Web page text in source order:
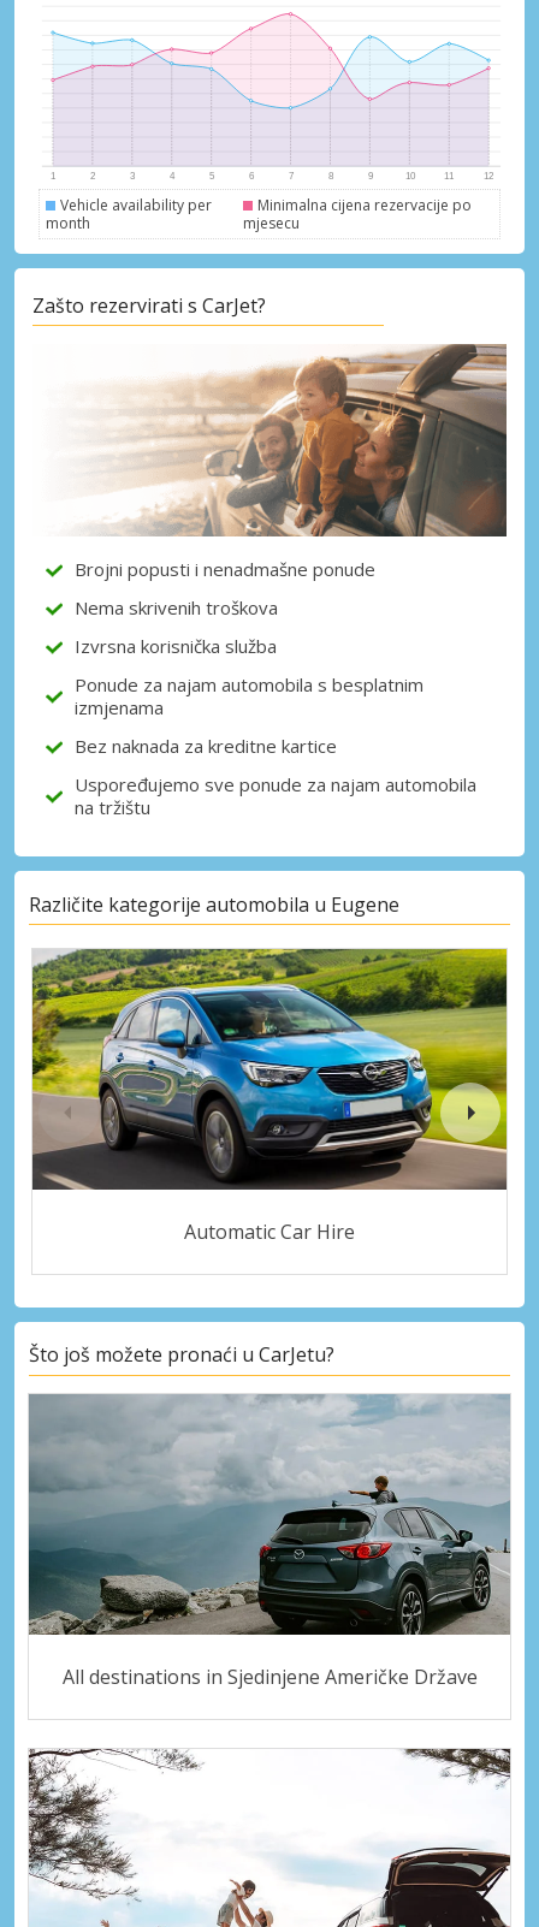
Posebni popusti
Pristupite ekskluzivnim ponudama naših
dobavljača
Prijava putem eLinka
Vehicle availability per
month
Minimalna cijena rezervacije po
mjesecu
Zašto rezervirati s CarJet?
Brojni popusti i nenadmašne ponude
Nema skrivenih troškova
Izvrsna korisnička služba
Ponude za najam automobila s besplatnim
izmjenama
Bez naknada za kreditne kartice
Uspoređujemo sve ponude za najam automobila
na tržištu
Različite kategorije automobila u Eugene
Automatic Car Hire
Što još možete pronaći u CarJetu?
All destinations in Sjedinjene Američke Države